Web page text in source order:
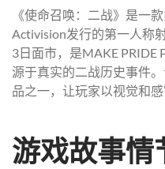
《使命召唤：二战》是一
Activision发行的第一人称
3日面市，是MAKE PRIDE
源于真实的二战历史事件
品之一，让玩家以视觉和感
游戏故事情